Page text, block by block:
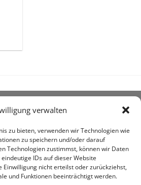
verwalten
zu bieten, verwenden wir Technologien wie
zu speichern und/oder darauf
Technologien zustimmst, können wir Daten
IDs auf dieser Website
Einwilligung nicht erteilst oder zurückziehst,
und Funktionen beeinträchtigt werden.